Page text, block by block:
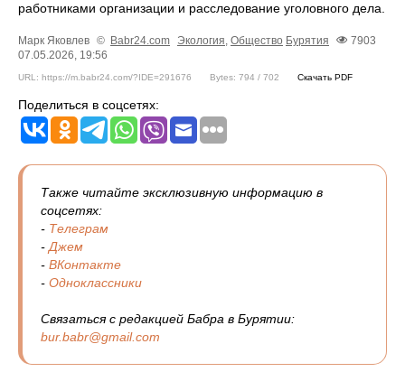
работниками организации и расследование уголовного дела.
Марк Яковлев © Babr24.com Экология, Общество Бурятия
7903
07.05.2026, 19:56
URL: https://m.babr24.com/?IDE=291676 Bytes: 794 / 702 Скачать PDF
Поделиться в соцсетях:
Также читайте эксклюзивную информацию в
соцсетях:
- Телеграм
-Джем
- ВКонтакте
- Одноклассники
Связаться с редакцией Бабра в Бурятии:
bur.babr@gmail.com